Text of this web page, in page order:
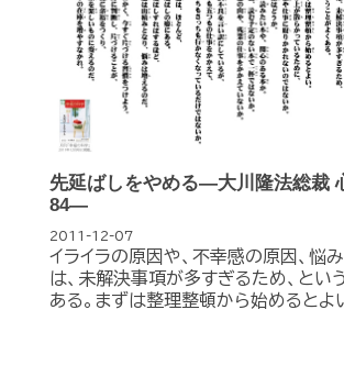
先延ばしをやめる―大川隆法総裁
84―
2011-12-07
イライラの原因や、不幸感の原因、悩
は、未解決事項が多すぎるため、とい
ある。まずは整理整頓から始めるとよ